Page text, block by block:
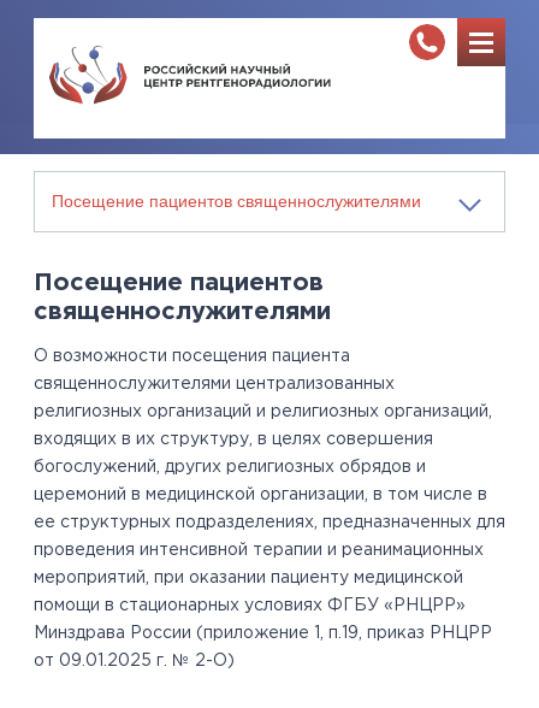
Посещение пациентов
священнослужителями
О возможности посещения пациента
священнослужителями централизованных
религиозных организаций и религиозных организаций,
входящих в их структуру, в целях совершения
богослужений, других религиозных обрядов и
церемоний в медицинской организации, в том числе в
ее структурных подразделениях, предназначенных для
проведения интенсивной терапии и реанимационных
мероприятий, при оказании пациенту медицинской
помощи в стационарных условиях ФГБУ «РНЦРР»
Минздрава России (приложение 1, п.19, приказ РНЦРР
от 09.01.2025 г. № 2-О)